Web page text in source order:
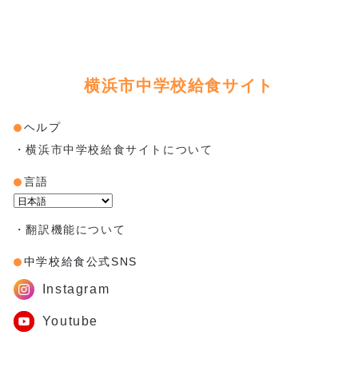
横浜市中学校給食サイト
ヘルプ
・横浜市中学校給食サイトについて
言語
・翻訳機能について
中学校給食公式SNS
Instagram
Youtube